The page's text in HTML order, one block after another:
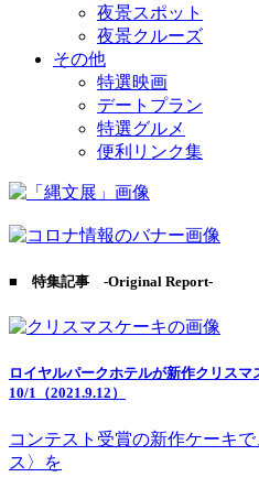
夜景スポット
夜景クルーズ
その他
特選映画
デートプラン
特選グルメ
便利リンク集
■ 特集記事 -Original Report-
ロイヤルパークホテルが新作クリス
10/1（2021.9.12）
コンテスト受賞の新作ケーキ
ス〉を